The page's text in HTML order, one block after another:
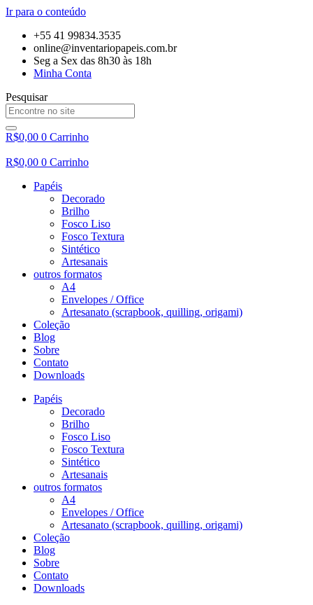
Ir para o conteúdo
+55 41 99834.3535
online@inventariopapeis.com.br
Seg a Sex das 8h30 às 18h
Minha Conta
Pesquisar
R$0,00 0 Carrinho
R$0,00 0 Carrinho
Papéis
Decorado
Brilho
Fosco Liso
Fosco Textura
Sintético
Artesanais
outros formatos
A4
Envelopes / Office
Artesanato (scrapbook, quilling, origami)
Coleção
Blog
Sobre
Contato
Downloads
Papéis
Decorado
Brilho
Fosco Liso
Fosco Textura
Sintético
Artesanais
outros formatos
A4
Envelopes / Office
Artesanato (scrapbook, quilling, origami)
Coleção
Blog
Sobre
Contato
Downloads